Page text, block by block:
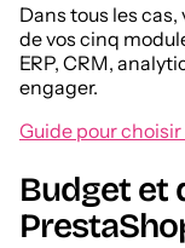
Dans tous les
de vos cinq
ERP, CRM,
engager.
Guide pour
Budget et